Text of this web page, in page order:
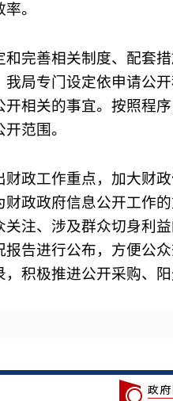
。
和完善相关制度、配套
我局专门设定依申请公
开相关的事宜。按照程
范围。
财政工作重点，加大财
财政政府信息公开工作
关注、涉及群众切身利
报告进行公布，方便公
积极推进公开采购、阳
关注的热点问题作为政
务对象意见的基础上，